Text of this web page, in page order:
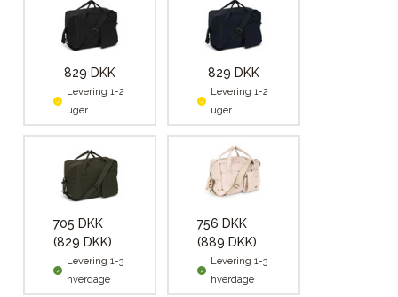
829 DKK
Levering 1-2
uger
829 DKK
Levering 1-2
uger
705 DKK
(829 DKK)
Levering 1-3
hverdage
756 DKK
(889 DKK)
Levering 1-3
hverdage